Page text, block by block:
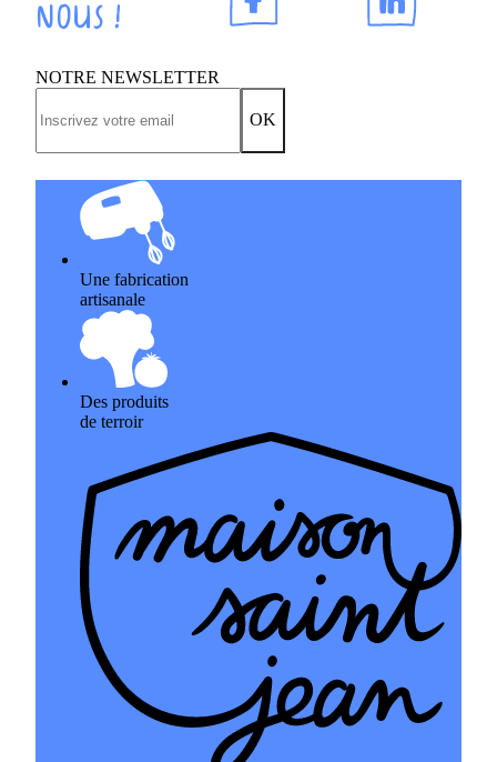
nous !
NOTRE NEWSLETTER
OK
Une fabrication
artisanale
Des produits
de terroir